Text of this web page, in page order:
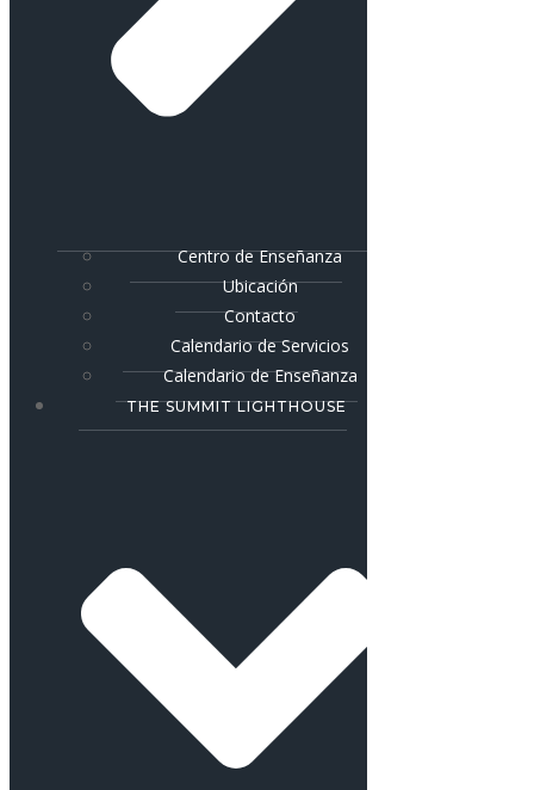
Centro de Enseñanza
Ubicación
Contacto
Calendario de Servicios
Calendario de Enseñanza
THE SUMMIT LIGHTHOUSE